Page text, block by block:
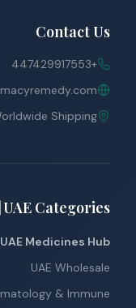
Contact Us
+447429917553
Shipping
Categories
UAE Medicines Hub
UAE Wholesale
& Immune